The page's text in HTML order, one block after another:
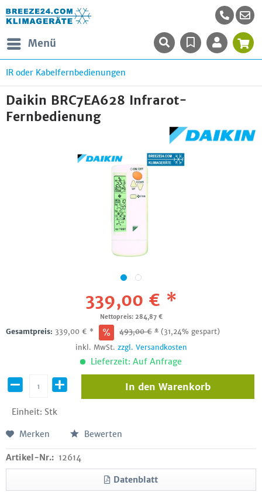
Menü
IR oder Kabelfernbedienungen
Daikin BRC7EA628 Infrarot-
Fernbedienung
339,00 € *
Nettopreis: 284,87 €
Gesamtpreis: 339,00 € * 493,00€ * (31,24% gespart)
inkl. MwSt. zzgl. Versandkosten
Lieferzeit: Auf Anfrage
Einheit: Stk
In den Warenkorb
Merken Bewerten
Artikel-Nr.: 12614
Datenblatt